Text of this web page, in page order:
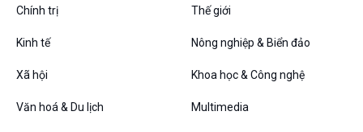
Chính trị Thế giới
Kinh tế Nông nghiệp & Biển đảo
Xã hội Khoa học & Công nghệ
Văn hoá & Du lịch Multimedia